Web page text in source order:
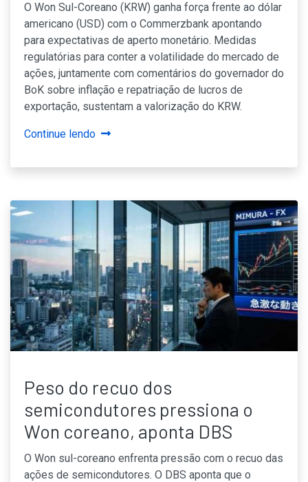
O Won Sul-Coreano (KRW) ganha força frente ao dólar
americano (USD) com o Commerzbank apontando
para expectativas de aperto monetário. Medidas
regulatórias para conter a volatilidade do mercado de
ações, juntamente com comentários do governador do
BoK sobre inflação e repatriação de lucros de
exportação, sustentam a valorização do KRW.
Continue lendo
Peso do recuo dos
semicondutores pressiona o
Won coreano, aponta DBS
O Won sul-coreano enfrenta pressão com o recuo das
ações de semicondutores. O DBS aponta que o